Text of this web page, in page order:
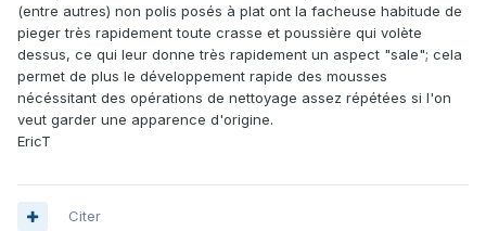
(entre autres) non polis posés à plat ont la facheuse habitude de
pieger très rapidement toute crasse et poussière qui volète
dessus, ce qui leur donne très rapidement un aspect "sale"; cela
permet de plus le développement rapide des mousses
nécéssitant des opérations de nettoyage assez répétées si l'on
veut garder une apparence d'origine.
EricT
Citer